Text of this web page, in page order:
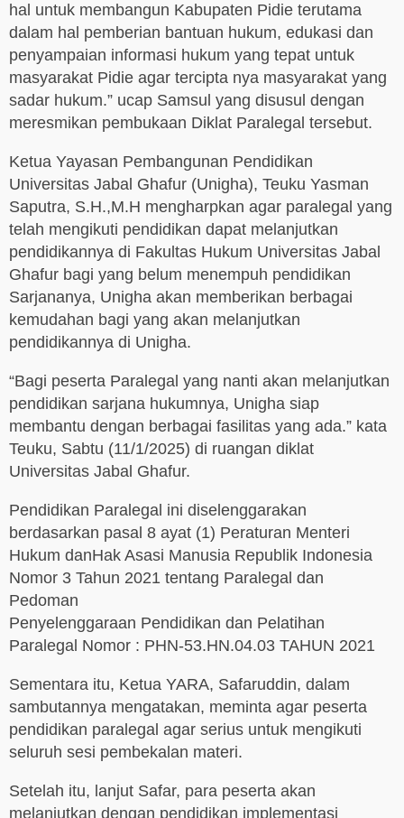
hal untuk membangun Kabupaten Pidie terutama
dalam hal pemberian bantuan hukum, edukasi dan
penyampaian informasi hukum yang tepat untuk
masyarakat Pidie agar tercipta nya masyarakat yang
sadar hukum.” ucap Samsul yang disusul dengan
meresmikan pembukaan Diklat Paralegal tersebut.
Ketua Yayasan Pembangunan Pendidikan
Universitas Jabal Ghafur (Unigha), Teuku Yasman
Saputra, S.H.,M.H mengharpkan agar paralegal yang
telah mengikuti pendidikan dapat melanjutkan
pendidikannya di Fakultas Hukum Universitas Jabal
Ghafur bagi yang belum menempuh pendidikan
Sarjananya, Unigha akan memberikan berbagai
kemudahan bagi yang akan melanjutkan
pendidikannya di Unigha.
“Bagi peserta Paralegal yang nanti akan melanjutkan
pendidikan sarjana hukumnya, Unigha siap
membantu dengan berbagai fasilitas yang ada.” kata
Teuku, Sabtu (11/1/2025) di ruangan diklat
Universitas Jabal Ghafur.
Pendidikan Paralegal ini diselenggarakan
berdasarkan pasal 8 ayat (1) Peraturan Menteri
Hukum danHak Asasi Manusia Republik Indonesia
Nomor 3 Tahun 2021 tentang Paralegal dan
Pedoman
Penyelenggaraan Pendidikan dan Pelatihan
Paralegal Nomor : PHN-53.HN.04.03 TAHUN 2021
Sementara itu, Ketua YARA, Safaruddin, dalam
sambutannya mengatakan, meminta agar peserta
pendidikan paralegal agar serius untuk mengikuti
seluruh sesi pembekalan materi.
Setelah itu, lanjut Safar, para peserta akan
melanjutkan dengan pendidikan implementasi